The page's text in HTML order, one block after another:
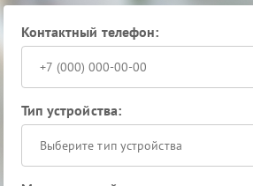
Контактный телефон:
Тип устройства:
Выберите тип устройства